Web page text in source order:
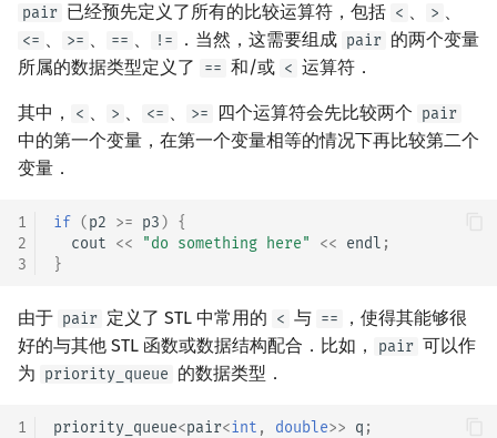
连分数
二次域
图上随机游走
pair 已经预先定义了所有的比较运算符，包括 < 、 > 、
<= 、 >= 、 == 、 != ．当然，这需要组成 pair 的两个变量
所属的数据类型定义了
== 和/或 < 运算符．
其中， < 、 > 、 <= 、 >= 四个运算符会先比较两个 pair
中的第一个变量，在第一个变量相等的情况下再比较第二个
变量．
1
2
3
if (p2 >= p3) {
cout << "do something here" << endl ;
}
由于 pair 定义了 STL 中常用的 < 与 ==
，使得其能够很
好的与其他 STL 函数或数据结构配合．比如，
pair 可以作
为 priority_queue 的数据类型．
1 priority_queue<pair<int , double>> q ;